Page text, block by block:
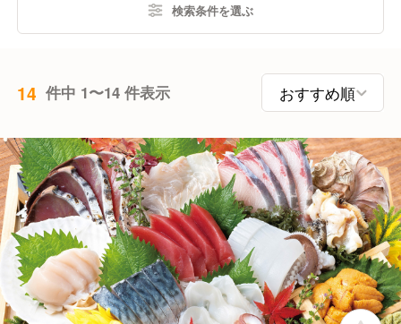
検索条件を選ぶ
14 件中 1〜14 件表示